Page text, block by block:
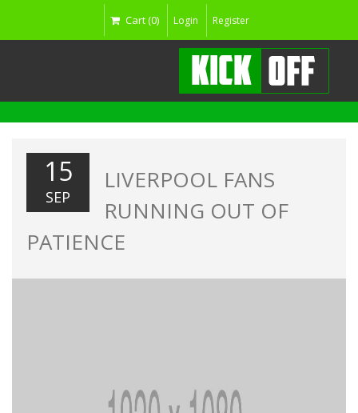
Cart (0) Login Register
15
SEP
LIVERPOOL FANS
RUNNING OUT OF
PATIENCE